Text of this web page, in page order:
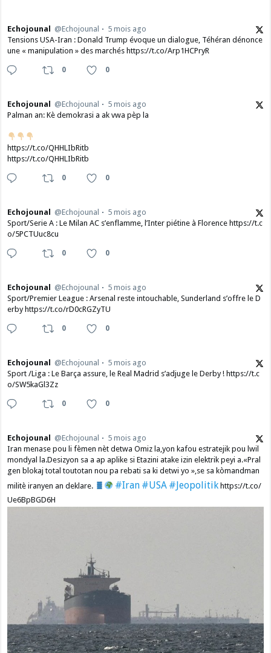
Echojounal @Echojounal
5 mois ago
Tensions USA-Iran : Donald Trump évoque un dialogue, Téhéran dénonce
une « manipulation » des marchés https://t.co/Arp1HCPryR
0 0
Echojounal @Echojounal
5 mois ago
Palman an: Kè demokrasi a ak vwa pèp la
https://t.co/QHHLIbRitb
https://t.co/QHHLIbRitb
0 0
Echojounal @Echojounal
5 mois ago
Sport/Serie A : Le Milan AC s’enflamme, l’Inter piétine à Florence https://t.c
o/5PCTUuc8cu
0 0
Echojounal @Echojounal
5 mois ago
Sport/Premier League : Arsenal reste intouchable, Sunderland s’offre le D
erby https://t.co/rD0cRGZyTU
0 0
Echojounal @Echojounal
5 mois ago
Sport /Liga : Le Barça assure, le Real Madrid s’adjuge le Derby ! https://t.c
o/SW5kaGl3Zz
0 0
Echojounal @Echojounal
5 mois ago
Iran menase pou li fèmen nèt detwa Omiz la,yon kafou estratejik pou lwil
mondyal la.Desizyon sa a ap aplike si Etazini atake izin elektrik peyi a.​«Pral
gen blokaj total toutotan nou pa rebati sa ki detwi yo »,se sa kòmandman
militè iranyen an deklare.
#Iran #USA #Jeopolitikhttps://t.co/
Ue6BpBGD6H